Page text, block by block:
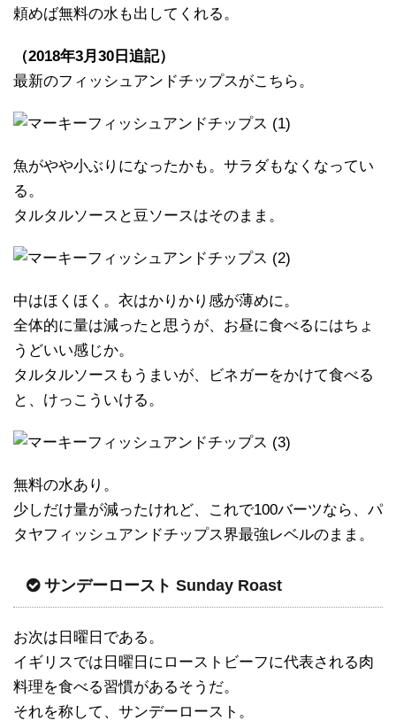
頼めば無料の水も出してくれる。
（2018年3月30日追記）
最新のフィッシュアンドチップスがこちら。
魚がやや小ぶりになったかも。サラダもなくなってい
る。
タルタルソースと豆ソースはそのまま。
中はほくほく。衣はかりかり感が薄めに。
全体的に量は減ったと思うが、お昼に食べるにはちょ
うどいい感じか。
タルタルソースもうまいが、ビネガーをかけて食べる
と、けっこういける。
無料の水あり。
少しだけ量が減ったけれど、これで100バーツなら、パ
タヤフィッシュアンドチップス界最強レベルのまま。
サンデーロースト Sunday Roast
お次は日曜日である。
イギリスでは日曜日にローストビーフに代表される肉
料理を食べる習慣があるそうだ。
それを称して、サンデーロースト。